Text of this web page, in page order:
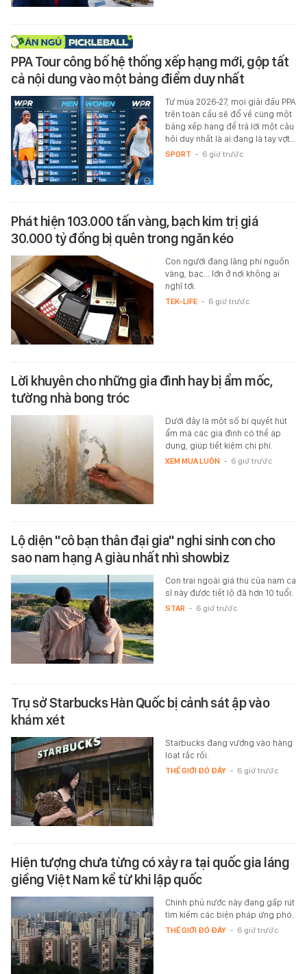
PPA Tour công bố hệ thống xếp hạng mới, gộp tất
cả nội dung vào một bảng điểm duy nhất
Từ mùa 2026-27, mọi giải đấu PPA
trên toàn cầu sẽ đổ về cùng một
bảng xếp hạng để trả lời một câu
hỏi duy nhất là ai đang là tay vợt…
SPORT - 6 giờ trước
Phát hiện 103.000 tấn vàng, bạch kim trị giá
30.000 tỷ đồng bị quên trong ngăn kéo
Con người đang lãng phí nguồn
vàng, bạc... lớn ở nơi không ai
nghĩ tới.
TEK-LIFE - 6 giờ trước
Lời khuyên cho những gia đình hay bị ẩm mốc,
tường nhà bong tróc
Dưới đây là một số bí quyết hút
ẩm mà các gia đình có thể áp
dụng, giúp tiết kiệm chi phí.
XEM MUA LUÔN - 6 giờ trước
Lộ diện "cô bạn thân đại gia" nghi sinh con cho
sao nam hạng A giàu nhất nhì showbiz
Con trai ngoài giá thú của nam ca
sĩ này được tiết lộ đã hơn 10 tuổi.
STAR - 6 giờ trước
Trụ sở Starbucks Hàn Quốc bị cảnh sát ập vào
khám xét
Starbucks đang vướng vào hàng
loạt rắc rối.
THẾ GIỚI ĐÓ ĐÂY - 6 giờ trước
Hiện tượng chưa từng có xảy ra tại quốc gia láng
giềng Việt Nam kể từ khi lập quốc
Chính phủ nước này đang gấp rút
tìm kiếm các biện pháp ứng phó.
THẾ GIỚI ĐÓ ĐÂY - 6 giờ trước